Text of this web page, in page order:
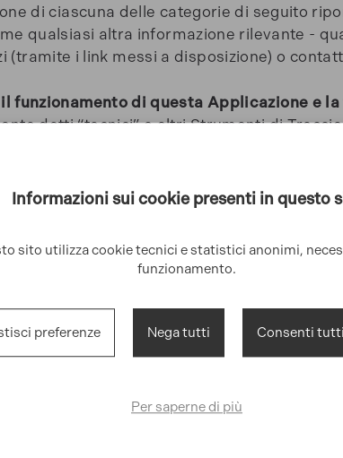
di ciascuna delle categorie di seguito
qualsiasi altra informazione rilevante -
i link messi a disposizione) o
di questa Applicazione e
detti “tecnici” o altri Strumenti di
del Servizio.
finder
PROGETTI
Ristrutturazione
investimento
Informazioni sui cookie presenti in questo
sito utilizza cookie tecnici e statistici anonimi,
funzionamento.
preferenze Nega tutti Consenti
Per saperne di più